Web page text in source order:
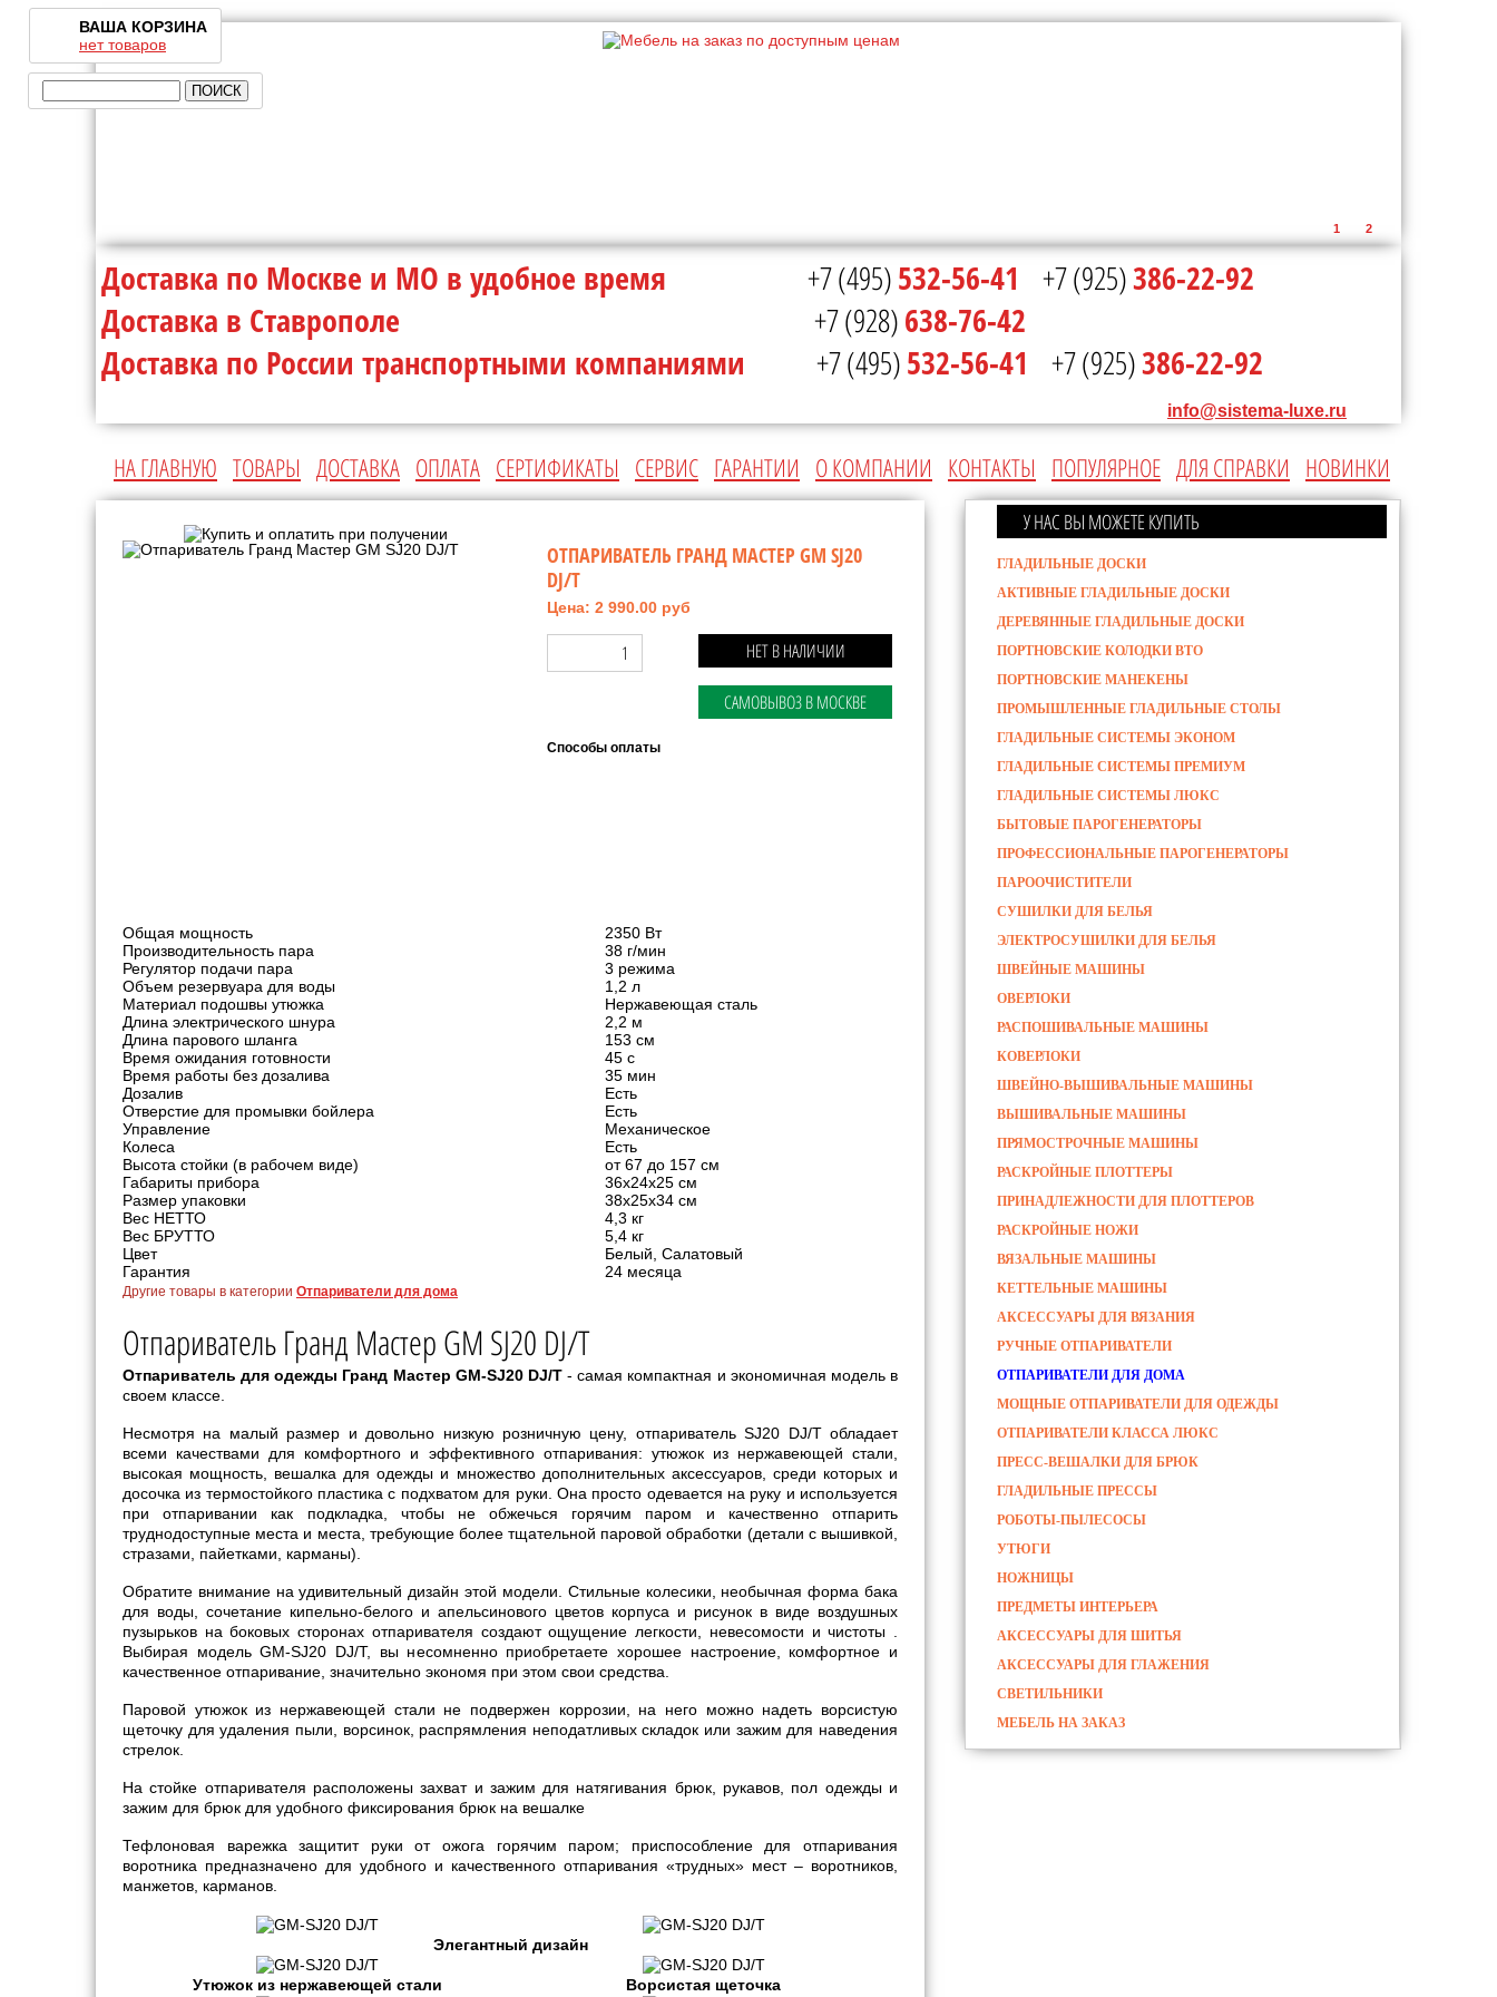
ВАША КОРЗИНА
нет товаров
1 2
Доставка по Москве и МО в удобное время +7 (495)532-56-41 +7 (925)386-22-92
Доставка в Ставрополе
+7 (928)638-76-42
Доставка по России транспортными компаниями
+7 (495)532-56-41 +7 (925)386-22-92
info@sistema-luxe.ru
НА ГЛАВНУЮ ТОВАРЫ ДОСТАВКА ОПЛАТА СЕРТИФИКАТЫ СЕРВИС ГАРАНТИИ О КОМПАНИИ КОНТАКТЫ ПОПУЛЯРНОЕ ДЛЯ СПРАВКИ НОВИНКИ
ОТПАРИВАТЕЛЬ ГРАНД МАСТЕР GM SJ20
DJ/T
Цена: 2 990.00 руб
НЕТ В НАЛИЧИИ
САМОВЫВОЗ В МОСКВЕ
Способы оплаты
Общая мощность
2350 Вт
Производительность пара
38 г/мин
Регулятор подачи пара
3 режима
Объем резервуара для воды
1,2 л
Материал подошвы утюжка
Нержавеющая сталь
Длина электрического шнура
2,2 м
Длина парового шланга
153 см
Время ожидания готовности
45 с
Время работы без дозалива
35 мин
Дозалив
Есть
Отверстие для промывки бойлера
Есть
Управление
Механическое
Колеса
Есть
Высота стойки (в рабочем виде)
от 67 до 157 см
Габариты прибора
36х24х25 см
Размер упаковки
38х25х34 см
Вес НЕТТО
4,3 кг
Вес БРУТТО
5,4 кг
Цвет
Белый, Салатовый
Гарантия
24 месяца
Другие товары в категории Отпариватели для дома
Отпариватель Гранд Мастер GM SJ20 DJ/T
Отпариватель для одежды Гранд Мастер GM-SJ20 DJ/T- самая компактная и экономичная модель в
своем классе.
Несмотря на малый размер и довольно низкую розничную цену, отпариватель SJ20 DJ/T обладает
всеми качествами для комфортного и эффективного отпаривания: утюжок из нержавеющей стали,
высокая мощность, вешалка для одежды и множество дополнительных аксессуаров, среди которых и
досочка из термостойкого пластика с подхватом для руки. Она просто одевается на руку и используется
при отпаривании как подкладка, чтобы не обжечься горячим паром и качественно отпарить
труднодоступные места и места, требующие более тщательной паровой обработки (детали с вышивкой,
стразами, пайетками, карманы).
Обратите внимание на удивительный дизайн этой модели. Стильные колесики, необычная форма бака
для воды, сочетание кипельно-белого и апельсинового цветов корпуса и рисунок в виде воздушных
пузырьков на боковых сторонах отпаривателя создают ощущение легкости, невесомости и чистоты .
Выбирая модель GM-SJ20 DJ/T, вы несомненно приобретаете хорошее настроение, комфортное и
качественное отпаривание, значительно экономя при этом свои средства.
Паровой утюжок из нержавеющей стали не подвержен коррозии, на него можно надеть ворсистую
щеточку для удаления пыли, ворсинок, распрямления неподатливых складок или зажим для наведения
стрелок.
На стойке отпаривателя расположены захват и зажим для натягивания брюк, рукавов, пол одежды и
зажим для брюк для удобного фиксирования брюк на вешалке
Тефлоновая варежка защитит руки от ожога горячим паром; приспособление для отпаривания
воротника предназначено для удобного и качественного отпаривания «трудных» мест – воротников,
манжетов, карманов.
Элегантный дизайн
Утюжок из нержавеющей стали Ворсистая щеточка
У НАС ВЫ МОЖЕТЕ КУПИТЬ
ГЛАДИЛЬНЫЕ ДОСКИ
АКТИВНЫЕ ГЛАДИЛЬНЫЕ ДОСКИ
ДЕРЕВЯННЫЕ ГЛАДИЛЬНЫЕ ДОСКИ
ПОРТНОВСКИЕ КОЛОДКИ ВТО
ПОРТНОВСКИЕ МАНЕКЕНЫ
ПРОМЫШЛЕННЫЕ ГЛАДИЛЬНЫЕ СТОЛЫ
ГЛАДИЛЬНЫЕ СИСТЕМЫ ЭКОНОМ
ГЛАДИЛЬНЫЕ СИСТЕМЫ ПРЕМИУМ
ГЛАДИЛЬНЫЕ СИСТЕМЫ ЛЮКС
БЫТОВЫЕ ПАРОГЕНЕРАТОРЫ
ПРОФЕССИОНАЛЬНЫЕ ПАРОГЕНЕРАТОРЫ
ПАРООЧИСТИТЕЛИ
СУШИЛКИ ДЛЯ БЕЛЬЯ
ЭЛЕКТРОСУШИЛКИ ДЛЯ БЕЛЬЯ
ШВЕЙНЫЕ МАШИНЫ
ОВЕРЛОКИ
РАСПОШИВАЛЬНЫЕ МАШИНЫ
КОВЕРЛОКИ
ШВЕЙНО-ВЫШИВАЛЬНЫЕ МАШИНЫ
ВЫШИВАЛЬНЫЕ МАШИНЫ
ПРЯМОСТРОЧНЫЕ МАШИНЫ
РАСКРОЙНЫЕ ПЛОТТЕРЫ
ПРИНАДЛЕЖНОСТИ ДЛЯ ПЛОТТЕРОВ
РАСКРОЙНЫЕ НОЖИ
ВЯЗАЛЬНЫЕ МАШИНЫ
КЕТТЕЛЬНЫЕ МАШИНЫ
АКСЕССУАРЫ ДЛЯ ВЯЗАНИЯ
РУЧНЫЕ ОТПАРИВАТЕЛИ
ОТПАРИВАТЕЛИ ДЛЯ ДОМА
МОЩНЫЕ ОТПАРИВАТЕЛИ ДЛЯ ОДЕЖДЫ
ОТПАРИВАТЕЛИ КЛАССА ЛЮКС
ПРЕСС-ВЕШАЛКИ ДЛЯ БРЮК
ГЛАДИЛЬНЫЕ ПРЕССЫ
РОБОТЫ-ПЫЛЕСОСЫ
УТЮГИ
НОЖНИЦЫ
ПРЕДМЕТЫ ИНТЕРЬЕРА
АКСЕССУАРЫ ДЛЯ ШИТЬЯ
АКСЕССУАРЫ ДЛЯ ГЛАЖЕНИЯ
СВЕТИЛЬНИКИ
МЕБЕЛЬ НА ЗАКАЗ